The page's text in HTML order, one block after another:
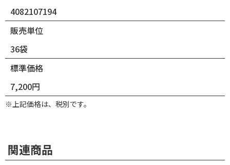
4082107194
販売単位
36袋
標準価格
7,200円
※上記価格は、税別です。
関連商品